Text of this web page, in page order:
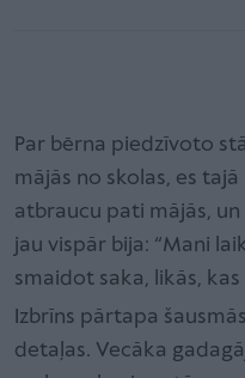
Par bērna piedzīvoto
mājās no skolas, es
atbraucu pati mājās,
jau vispār bija: “Mani
smaidot saka, likās,
Izbrīns pārtapa
detaļas. Vecāka